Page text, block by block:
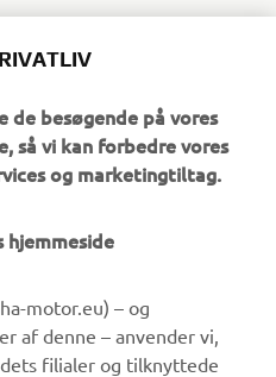
til mennesker som er
det muligt for kunder at
nævnte modeller:
SE
SE
til at opleve RMAX!
besøgende på vores
så vi kan forbedre vores
og marketingtiltag.
hjemmeside
motor.eu) – og
af denne – anvender vi,
filialer og tilknyttede